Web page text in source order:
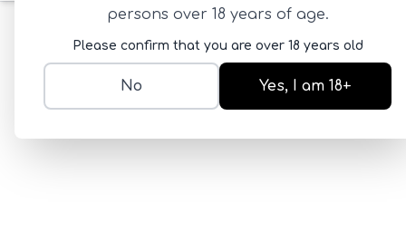
persons over 18 years of age.
Please confirm that you are over 18 years old
No Yes, I am 18+
Главная ПРЕЗЕРВАТИВЫ